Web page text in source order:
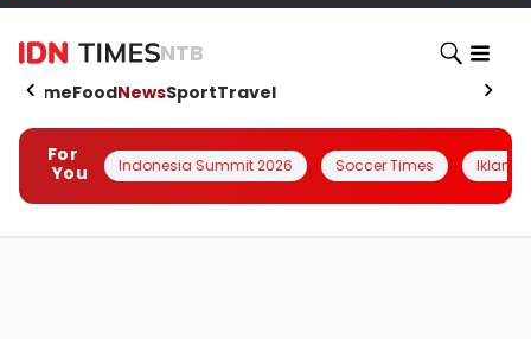
NTB
HomeFoodNewsSportTravel
For
You
Indonesia Summit 2026 Soccer Times Iklanin